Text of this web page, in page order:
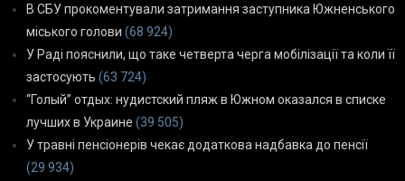
В СБУ прокоментували затримання заступника Южненського
міського голови (68 924)
У Раді пояснили, що таке четверта черга мобілізації та коли її
застосують (63 724)
“Голый” отдых: нудистский пляж в Южном оказался в списке
лучших в Украине (39 505)
У травні пенсіонерів чекає додаткова надбавка до пенсії
(29 934)